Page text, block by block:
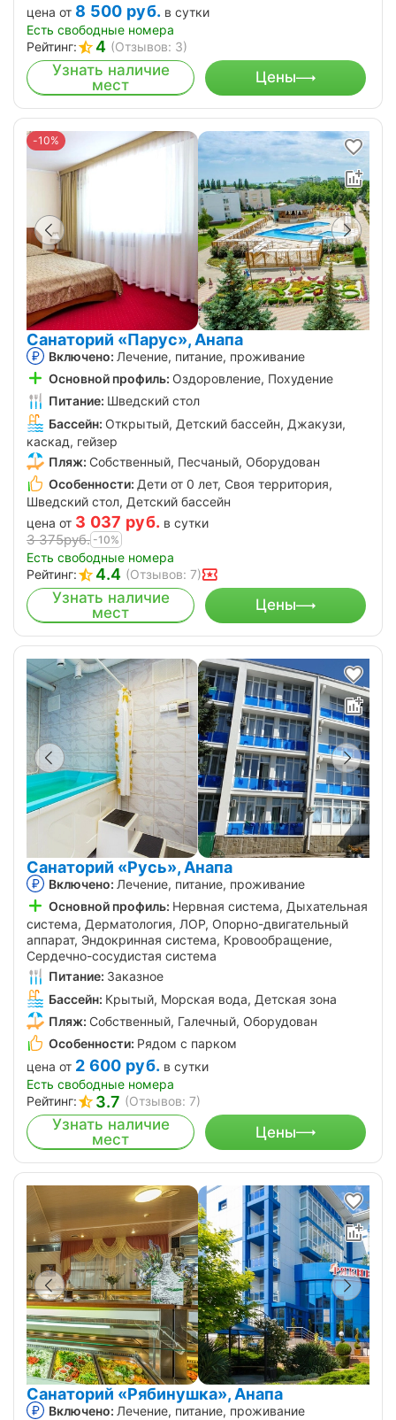
цена от 8 500 руб. в сутки
Есть свободные номера
Рейтинг:
4 (Отзывов: 3)
Узнать наличие
мест
Цены
-10%
Санаторий «Парус», Анапа
Включено: Лечение, питание, проживание
Основной профиль: Оздоровление, Похудение
Питание: Шведский стол
Бассейн: Открытый, Детский бассейн, Джакузи,
каскад, гейзер
Пляж: Собственный, Песчаный, Оборудован
Особенности: Дети от 0 лет, Своя территория,
Шведский стол, Детский бассейн
цена от 3 037 руб. в сутки
3 375руб. -10%
Есть свободные номера
Рейтинг:
4.4 (Отзывов: 7)
Узнать наличие
мест
Цены
Санаторий «Русь», Анапа
Включено: Лечение, питание, проживание
Основной профиль: Нервная система, Дыхательная
система, Дерматология, ЛОР, Опорно-двигательный
аппарат, Эндокринная система, Кровообращение,
Сердечно-сосудистая система
Питание: Заказное
Бассейн: Крытый, Морская вода, Детская зона
Пляж: Собственный, Галечный, Оборудован
Особенности: Рядом с парком
цена от 2 600 руб. в сутки
Есть свободные номера
Рейтинг:
3.7 (Отзывов: 7)
Узнать наличие
мест
Цены
Санаторий «Рябинушка», Анапа
Включено: Лечение, питание, проживание